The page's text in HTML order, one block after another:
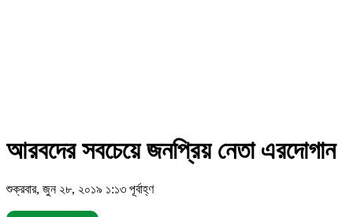
আরবদের সবচেয়ে জনপ্রিয় নেতা এরদোগান
শুক্রবার, জুন ২৮, ২০১৯ ১:১৩ পূর্বাহ্ণ